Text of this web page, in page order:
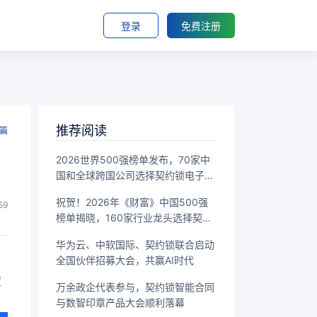
登录 免费注册
推荐阅读
2026世界500强榜单发布，70家中
国和全球跨国公司选择契约锁电子签
祝贺！2026年《财富》中国500强
榜单揭晓，160家行业龙头选择契约
华为云、中软国际、契约锁联合启动
全国伙伴招募大会，共赢AI时代
万余政企代表参与，契约锁智能合同
与数智印章产品大会顺利落幕